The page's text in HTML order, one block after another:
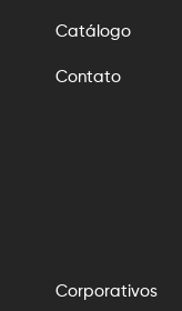
Catálogo
Contato
Corporativos